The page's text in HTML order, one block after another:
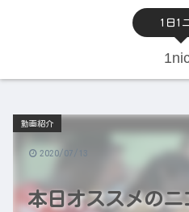
1日1
本日オススメのニ
動画紹介
2020/07/13